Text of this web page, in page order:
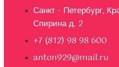
Санкт - Петербург,
Спирина д. 2
+7 (812) 98 98 600
anton929@mail.ru